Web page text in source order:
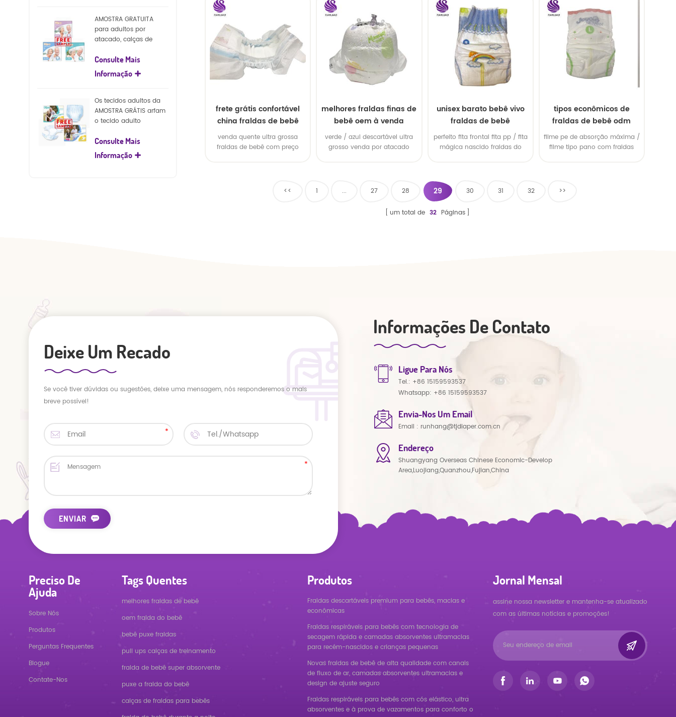
frete grátis confortável
china fraldas de bebê
venda quente ultra grossa
fraldas de bebê com preço
melhores fraldas finas de
bebê oem à venda
verde / azul descartável ultra
grosso venda por atacado
unisex barato bebê vivo
fraldas de bebê
perfeito fita frontal fita pp / fita
mágica nascido fraldas do
tipos econômicos de
fraldas de bebê odm
filme pe de absorção máxima /
filme tipo pano com fraldas
<< 1 ... 27 28 29 30 31 32 >>
um total de 32 Páginas
AMOSTRA GRATUITA
para adultos por
atacado, calças de
para adultos
Consulte Mais
Informação
Os tecidos adultos da
AMOSTRA GRÁTIS arfam
o tecido adulto
adulto
Consulte Mais
Informação
Deixe Um Recado
Se você tiver dúvidas ou sugestões, deixe uma mensagem, nós responderemos o mais
breve possível!
Informações De Contato
Ligue Para Nós
Tel.: +86 15159593537
Whatsapp: +86 15159593537
Envia-Nos Um Email
Email : runhang@tjdiaper.com.cn
Endereço
Shuangyang Overseas Chinese Economic-Develop
Area,Luojiang,Quanzhou,Fujian,China
Preciso De
Ajuda
Sobre Nós
Produtos
Perguntas Frequentes
Blogue
Contate-Nos
Tags Quentes
melhores fraldas de bebê
oem fralda do bebê
bebê puxe fraldas
pull ups calças de treinamento
fralda de bebê super absorvente
puxe a fralda do bebê
calças de fraldas para bebês
Produtos
Fraldas descartáveis premium para bebês, macias e
econômicas
Fraldas respiráveis para bebês com tecnologia de
secagem rápida e camadas absorventes ultramacias
para recém-nascidos e crianças pequenas
Novas fraldas de bebê de alta qualidade com canais
de fluxo de ar, camadas absorventes ultramacias e
design de ajuste seguro
Fraldas respiráveis para bebês com cós elástico, ultra
absorventes e à prova de vazamentos para conforto o
Jornal Mensal
assine nossa newsletter e mantenha-se atualizado
com as últimas notícias e promoções!